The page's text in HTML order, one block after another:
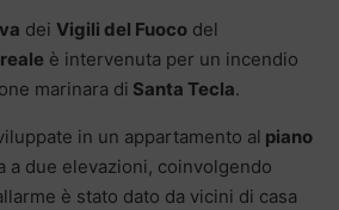
dei Vigili del Fuoco del
è intervenuta per un incendio
marinara di Santa Tecla.
in un appartamento al piano
a due elevazioni, coinvolgendo
è stato dato da vicini di casa